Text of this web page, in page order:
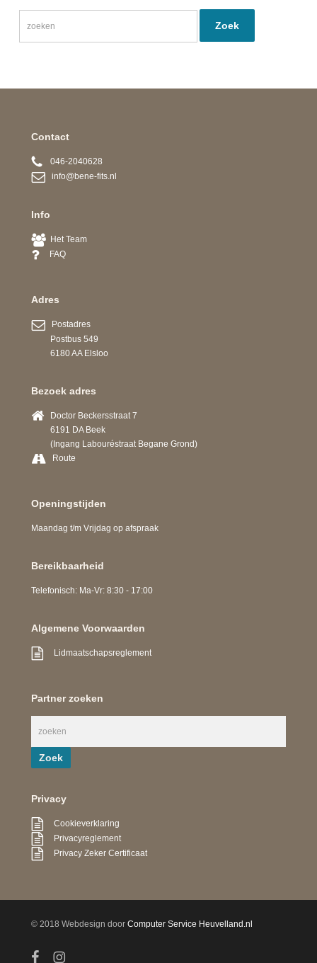
Contact
046-2040628
info@bene-fits.nl
Info
Het Team
FAQ
Adres
Postadres
Postbus 549
6180 AA Elsloo
Bezoek adres
Doctor Beckersstraat 7
6191 DA Beek
(Ingang Labouréstraat Begane Grond)
Route
Openingstijden
Maandag t/m Vrijdag op afspraak
Bereikbaarheid
Telefonisch: Ma-Vr: 8:30 - 17:00
Algemene Voorwaarden
Lidmaatschapsreglement
Partner zoeken
Privacy
Cookieverklaring
Privacyreglement
Privacy Zeker Certificaat
© 2018 Webdesign doorComputer Service Heuvelland.nl
facebookinstagram